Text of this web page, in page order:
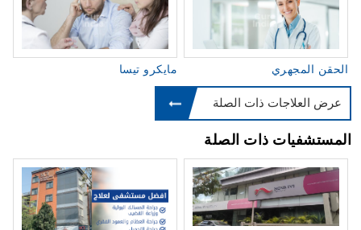
مايكرو تيسا الحقن المجهري
عرض العلاجات ذات الصلة
المستشفيات ذات الصلة